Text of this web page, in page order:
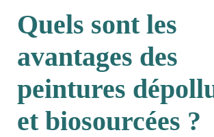
Quels sont les
avantages des
peintures
et biosourcées ?